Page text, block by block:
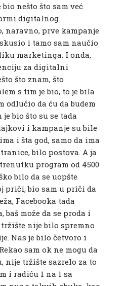
nešto što sam već
digitalnog
naravno, prve kampanje
i tamo sam naučio
marketinga. I onda,
za digitalni
što znam, što
s tim je bio, to je bila
odlučio da ću da budem
bio što su se tada
i kampanje su bile
i šta god, samo da ima
bilo postova. A ja
program od 4500
bilo da se uopšte
priči, bio sam u priči da
Facebooka tada
baš može da se proda i
nije bilo spremno
Nas je bilo četvoro i
sam ok ne mogu da
nije tržište sazrelo za to
i radiću 1 na 1 sa